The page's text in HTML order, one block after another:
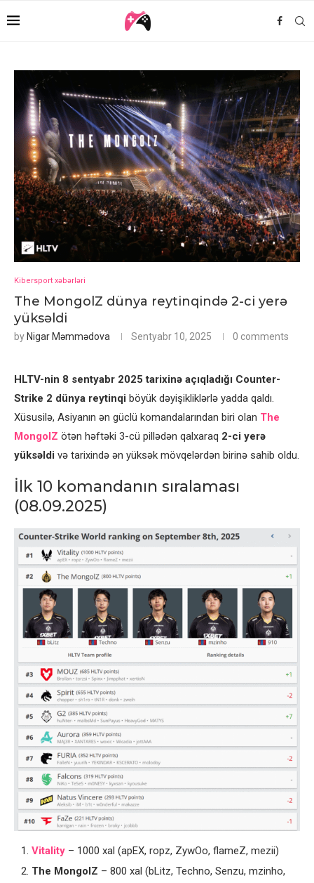
Kibersport xəbərləri
The MongolZ dünya reytinqində 2-ci yerə
yüksəldi
by Nigar Məmmədova Sentyabr 10, 2025 0 comments
HLTV-nin 8 sentyabr 2025 tarixinə açıqladığı Counter-
Strike 2 dünya reytinqi böyük dəyişikliklərlə yadda qaldı.
Xüsusilə, Asiyanın ən güclü komandalarından biri olan The
MongolZ ötən həftəki 3-cü pillədən qalxaraq 2-ci yerə
yüksəldi və tarixində ən yüksək mövqelərdən birinə sahib oldu.
İlk 10 komandanın sıralaması
(08.09.2025)
Vitality – 1000 xal (apEX, ropz, ZywOo, flameZ, mezii)
The MongolZ – 800 xal (bLitz, Techno, Senzu, mzinho,